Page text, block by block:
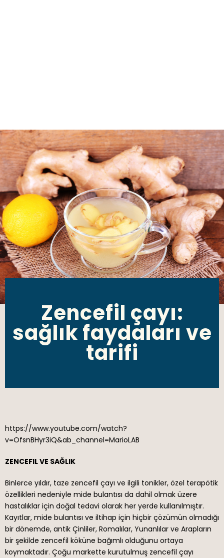
Zencefil çayı:
sağlık faydaları ve
tarifi
https://www.youtube.com/watch?
v=OfsnBHyr3iQ&ab_channel=MarioLAB
ZENCEFIL VE SAĞLIK
Binlerce yıldır, taze zencefil çayı ve ilgili tonikler, özel terapötik
özellikleri nedeniyle mide bulantısı da dahil olmak üzere
hastalıklar için doğal tedavi olarak her yerde kullanılmıştır.
Kayıtlar, mide bulantısı ve iltihap için hiçbir çözümün olmadığı
bir dönemde, antik Çinliler, Romalılar, Yunanlılar ve Arapların
bir şekilde zencefil köküne bağımlı olduğunu ortaya
koymaktadır. Çoğu markette kurutulmuş zencefil çayı